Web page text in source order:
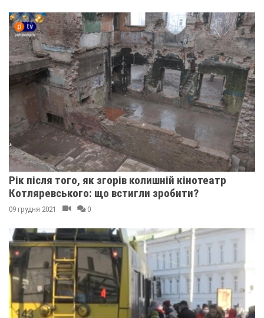
Рік після того, як згорів колишній кінотеатр
Котляревського: що встигли зробити?
09 грудня 2021 0